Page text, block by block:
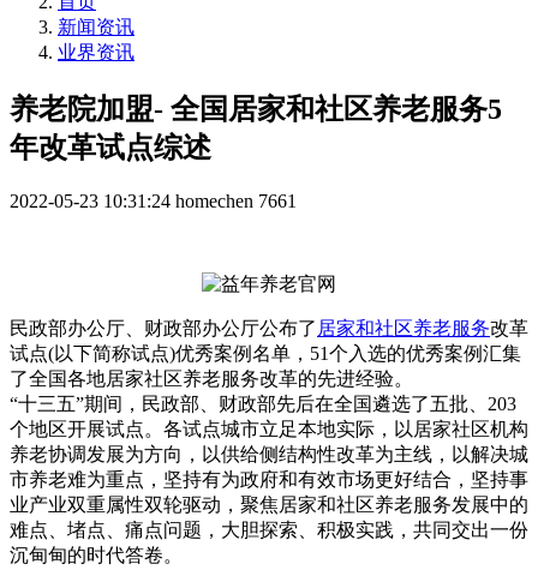
新闻资讯
业界资讯
养老院加盟- 全国居家和社区养老服务5
年改革试点综述
2022-05-23 10:31:24 homechen 7661
民政部办公厅、财政部办公厅公布了 居家和社区养老服务改革
试点(以下简称试点)优秀案例名单，51个入选的优秀案例汇集
了全国各地居家社区养老服务改革的先进经验。
“十三五”期间，民政部、财政部先后在全国遴选了五批、203
个地区开展试点。各试点城市立足本地实际，以居家社区机构
养老协调发展为方向，以供给侧结构性改革为主线，以解决城
市养老难为重点，坚持有为政府和有效市场更好结合，坚持事
业产业双重属性双轮驱动，聚焦居家和社区养老服务发展中的
难点、堵点、痛点问题，大胆探索、积极实践，共同交出一份
沉甸甸的时代答卷。